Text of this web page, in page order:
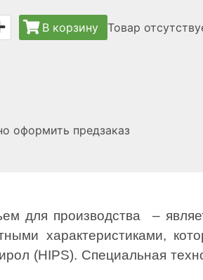
В корзину Товар
оформить предзаказ
для производства –
характеристиками,
(HIPS). Специальная